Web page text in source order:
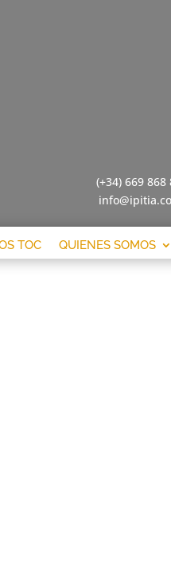
(+34) 669 868
TOC QUIENES SOMOS